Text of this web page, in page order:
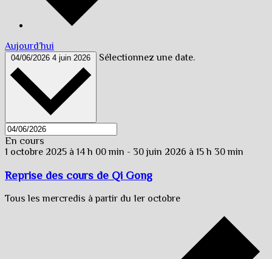
Aujourd’hui
04/06/2026 4 juin 2026 Sélectionnez une date.
En cours
1 octobre 2025 à 14 h 00 min - 30 juin 2026 à 15 h 30 min
Reprise des cours de Qi Gong
Tous les mercredis à partir du 1er octobre